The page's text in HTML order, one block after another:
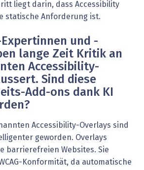
liegt darin, dass Accessibility
statische Anforderung ist.
und -
lange Zeit Kritik an
Accessibility-
Sind diese
Add-ons dank KI
Accessibility-Overlays sind
geworden. Overlays
barrierefreien Websites. Sie
Konformität, da automatische